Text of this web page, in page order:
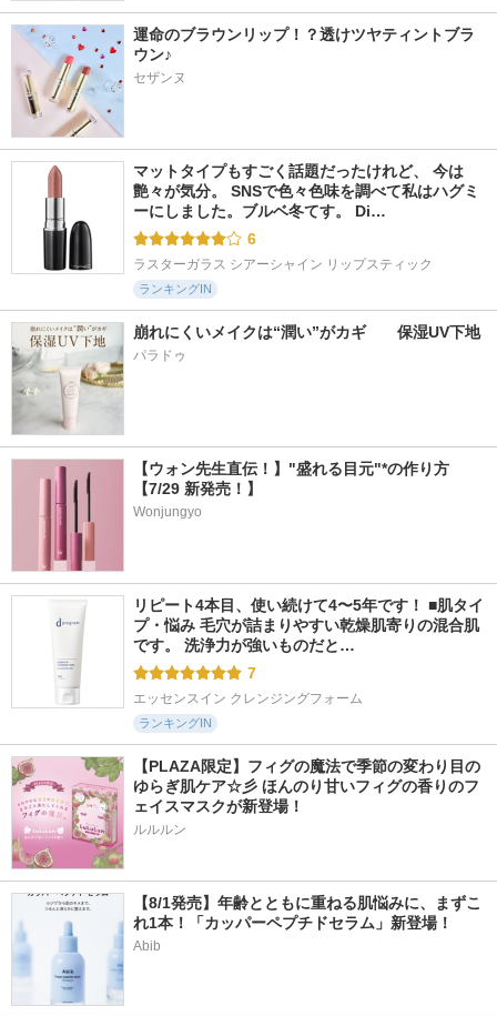
5.1
3838件
カネボウ シャドウ
オンフェース
KANEBO
5.6
6088件
5.4
10568件
運命のブラウンリップ！？透けツヤティントブラ
ウン♪
セザンヌ
マットタイプもすごく話題だったけれど、 今は
艶々が気分。 SNSで色々色味を調べて私はハグミ
ーにしました。ブルベ冬てす。 Di…
6
ラスターガラス シアーシャイン リップスティック
ランキングIN
崩れにくいメイクは“潤い”がカギ　　保湿UV下地
パラドゥ
【ウォン先生直伝！】"盛れる目元"*の作り方
【7/29 新発売！】
Wonjungyo
リピート4本目、使い続けて4〜5年です！ ■肌タイ
プ・悩み 毛穴が詰まりやすい乾燥肌寄りの混合肌
です。 洗浄力が強いものだと…
7
エッセンスイン クレンジングフォーム
ランキングIN
【PLAZA限定】フィグの魔法で季節の変わり目の
ゆらぎ肌ケア☆彡 ほんのり甘いフィグの香りのフ
ェイスマスクが新登場！
ルルルン
【8/1発売】年齢とともに重ねる肌悩みに、まずこ
れ1本！「カッパーペプチドセラム」新登場！
Abib